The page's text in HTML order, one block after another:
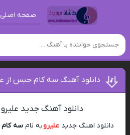
صفحه اصلی
دانلود آهنگ سه کام حبس از
دانلود آهنگ جدید
دانلود اهنگ جدیدعلیروبه نامسه